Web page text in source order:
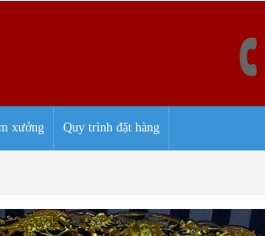
xưởng Quy trình đặt hàng